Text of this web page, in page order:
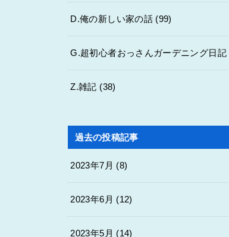
D.俺の新しい家の話 (99)
G.超初心者おっさんガーデニング日記
Z.雑記 (38)
過去の投稿記事
2023年7月 (8)
2023年6月 (12)
2023年5月 (14)